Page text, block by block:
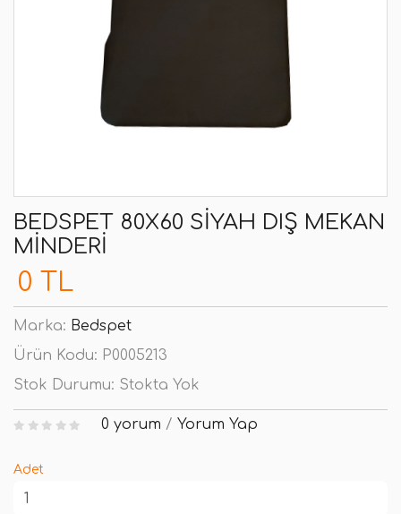
BEDSPET 80X60 SIYAH DIŞ MEKAN
MINDERI
0 TL
Marka: Bedspet
Ürün Kodu: P0005213
Stok Durumu: Stokta Yok
0 yorum / Yorum Yap
Adet